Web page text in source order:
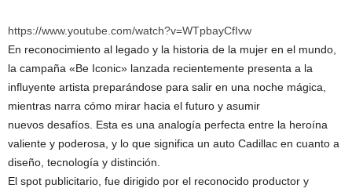
https://www.youtube.com/watch?v=WTpbayCfIvw
En reconocimiento al legado y la historia de la mujer en el mundo,
la campaña «Be Iconic» lanzada recientemente presenta a la
influyente artista preparándose para salir en una noche mágica,
mientras narra cómo mirar hacia el futuro y asumir
nuevos desafíos. Esta es una analogía perfecta entre la heroína
valiente y poderosa, y lo que significa un auto Cadillac en cuanto a
diseño, tecnología y distinción.
El spot publicitario, fue dirigido por el reconocido productor y